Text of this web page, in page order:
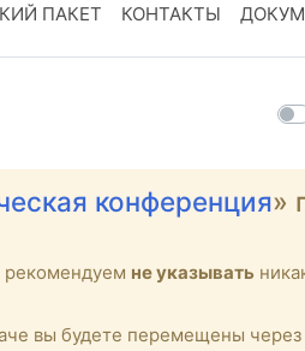
ПАКЕТ КОНТАКТЫ
конференция»
рекомендуем не указывать
вы будете перемещены через